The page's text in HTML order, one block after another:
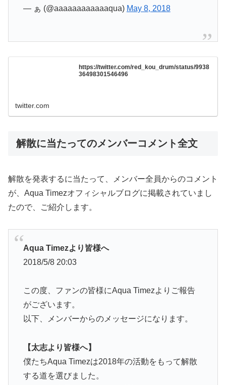
— ぁ (@aaaaaaaaaaaaqua) May 8, 2018
https://twitter.com/red_kou_drum/status/9938
36498301546496
twitter.com
解散に当たってのメンバーコメント全文
解散を発表するに当たって、メンバー全員からのコメント
が、Aqua Timezオフィシャルブログに掲載されていまし
たので、ご紹介します。
Aqua Timezより皆様へ
2018/5/8 20:03
この度、ファンの皆様にAqua Timezよりご報告
がございます。
以下、メンバーからのメッセージになります。
【太志より皆様へ】
僕たちAqua Timezは2018年の活動をもって解散
する道を選びました。